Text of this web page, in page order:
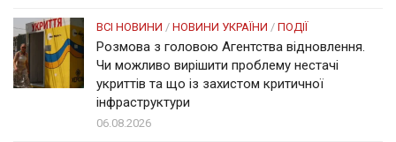
ВСІ НОВИНИ / НОВИНИ УКРАЇНИ / ПОДІЇ
Розмова з головою Агентства відновлення.
Чи можливо вирішити проблему нестачі
укриттів та що із захистом критичної
інфраструктури
06.08.2026